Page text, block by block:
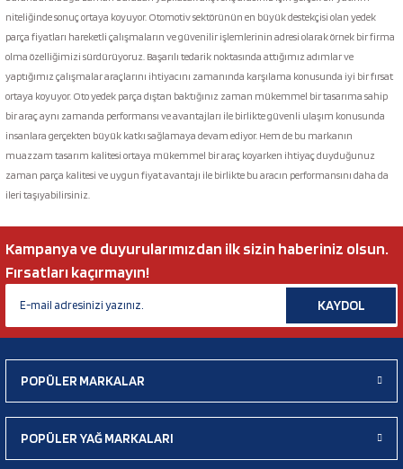
niteliğinde sonuç ortaya koyuyor. Otomotiv sektörünün en büyük destekçisi olan yedek
parça fiyatları hareketli çalışmaların ve güvenilir işlemlerinin adresi olarak örnek bir firma
olma özelliğimizi sürdürüyoruz. Başarılı tedarik noktasında attığımız adımlar ve
yaptığımız çalışmalar araçlarını ihtiyacını zamanında karşılama konusunda iyi bir fırsat
ortaya koyuyor. Oto yedek parça dıştan baktığınız zaman mükemmel bir tasarıma sahip
bir araç aynı zamanda performansı ve avantajları ile birlikte güvenli ulaşım konusunda
insanlara gerçekten büyük katkı sağlamaya devam ediyor. Hem de bu markanın
muazzam tasarım kalitesi ortaya mükemmel bir araç koyarken ihtiyaç duyduğunuz
zaman parça kalitesi ve uygun fiyat avantajı ile birlikte bu aracın performansını daha da
ileri taşıyabilirsiniz.
Kampanya ve duyurularımızdan ilk sizin haberiniz olsun.
Fırsatları kaçırmayın!
KAYDOL
POPÜLER MARKALAR
POPÜLER YAĞ MARKALARI